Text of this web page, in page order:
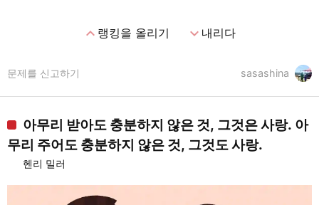
expand_less랭킹을 올리기 expand_more내리다
sasashina
문제를 신고하기
아무리 받아도 충분하지 않은 것, 그것은 사랑. 아
무리 주어도 충분하지 않은 것, 그것도 사랑.
헨리 밀러